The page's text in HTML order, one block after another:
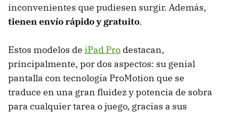
inconvenientes que pudiesen surgir. Además,
tienen envío rápido y gratuito.
Estos modelos de iPad Pro destacan,
principalmente, por dos aspectos: su genial
pantalla con tecnología ProMotion que se
traduce en una gran fluidez y potencia de sobra
para cualquier tarea o juego, gracias a sus